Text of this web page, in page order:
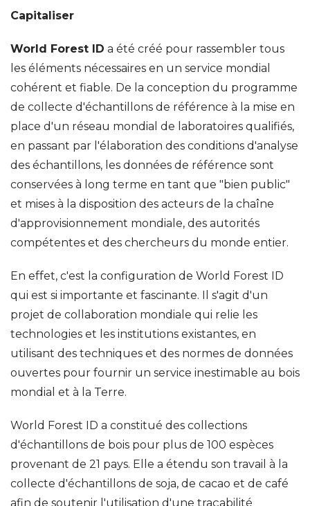
Capitaliser
World Forest ID a été créé pour rassembler tous
les éléments nécessaires en un service mondial
cohérent et fiable. De la conception du programme
de collecte d'échantillons de référence à la mise en
place d'un réseau mondial de laboratoires qualifiés,
en passant par l'élaboration des conditions d'analyse
des échantillons, les données de référence sont
conservées à long terme en tant que "bien public"
et mises à la disposition des acteurs de la chaîne
d'approvisionnement mondiale, des autorités
compétentes et des chercheurs du monde entier.
En effet, c'est la configuration de World Forest ID
qui est si importante et fascinante. Il s'agit d'un
projet de collaboration mondiale qui relie les
technologies et les institutions existantes, en
utilisant des techniques et des normes de données
ouvertes pour fournir un service inestimable au bois
mondial et à la Terre.
World Forest ID a constitué des collections
d'échantillons de bois pour plus de 100 espèces
provenant de 21 pays. Elle a étendu son travail à la
collecte d'échantillons de soja, de cacao et de café
afin de soutenir l'utilisation d'une traçabilité